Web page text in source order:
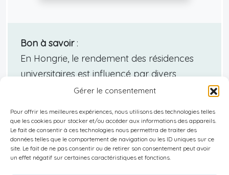
Gérer le consentement
Pour offrir les meilleures expériences, nous utilisons des technologies telles
que les cookies pour stocker et/ou accéder aux informations des appareils.
Le fait de consentir à ces technologies nous permettra de traiter des
données telles que le comportement de navigation ou les ID uniques sur ce
site. Le fait de ne pas consentir ou de retirer son consentement peut avoir
un effet négatif sur certaines caractéristiques et fonctions.
Bon à savoir:
En Hongrie, le rendement des résidences
universitaires est influencé par divers
facteurs, dont le taux d’occupation qui,
moyenne 85 % dans les villes universitaires
comme Budapest et Szeged, témoignant
d’une demande toujours croissante pour ce